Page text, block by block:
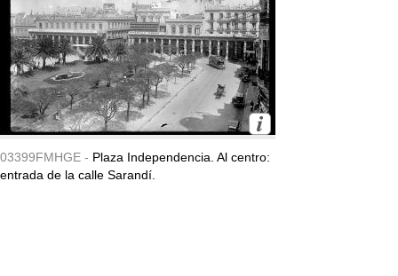
03399FMHGE - Plaza Independencia. Al centro:
entrada de la calle Sarandí.